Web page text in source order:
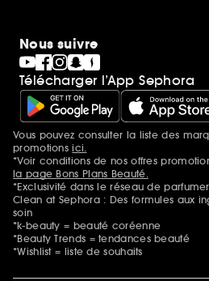
Nous suivre
Télécharger l’App Sephora
Mentions additionnelles
Vous pouvez consulter la liste des
promotionsici.
*Voir conditions de nos offres
la page Bons Plans Beauté.
*Exclusivité dans le réseau de
Clean at Sephora : Des formules aux
soin
*k-beauty = beauté coréenne
*Beauty Trends = tendances beauté
*Wishlist = liste de souhaits